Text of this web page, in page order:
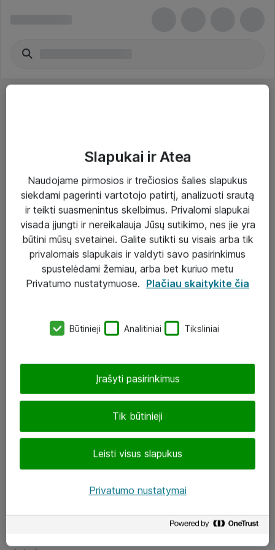
Paslaugos
Sprendimai
Įgyvendinti projektai
Atea ekspertų patarimai verslui
eShop@atea.lt
LinkedIn
Slapukai ir Atea
Naudojame pirmosios ir trečiosios šalies slapukus
siekdami pagerinti vartotojo patirtį, analizuoti srautą
ir teikti suasmenintus skelbimus. Privalomi slapukai
visada įjungti ir nereikalauja Jūsų sutikimo, nes jie yra
būtini mūsų svetainei. Galite sutikti su visais arba tik
privalomais slapukais ir valdyti savo pasirinkimus
spustelėdami žemiau, arba bet kuriuo metu
Privatumo nustatymuose. Plačiau skaitykite čia
Būtinieji Analitiniai Tiksliniai
Tik būtinieji
Leisti visus slapukus
Įrašyti pasirinkimus
Privatumo nustatymai